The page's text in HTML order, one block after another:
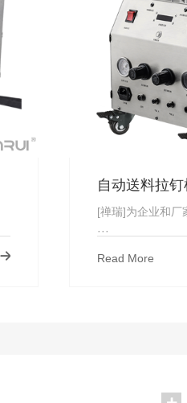
自动送料拉
频_厂家直供
[禅瑞]为企业和厂
···
Read More